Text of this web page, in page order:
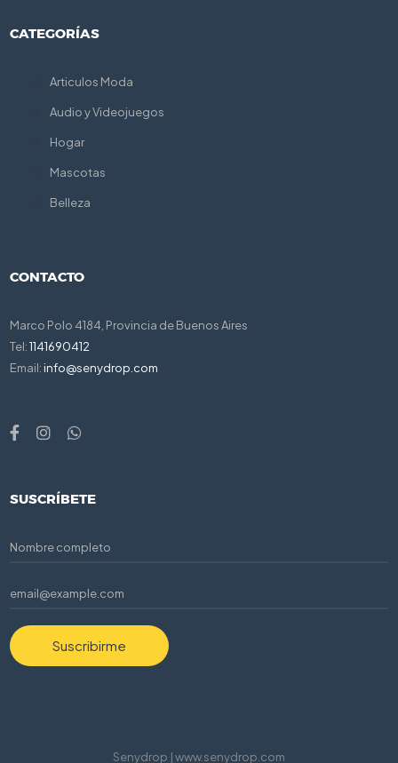
CATEGORÍAS
Articulos Moda
Audio y Videojuegos
Hogar
Mascotas
Belleza
CONTACTO
Marco Polo 4184, Provincia de Buenos Aires
Tel:1141690412
Email: info@senydrop.com
SUSCRÍBETE
Suscribirme
Senydrop | www.senydrop.com